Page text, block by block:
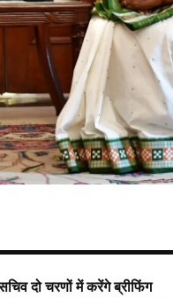
दो चरणों में करेंगे ब्रीफिंग